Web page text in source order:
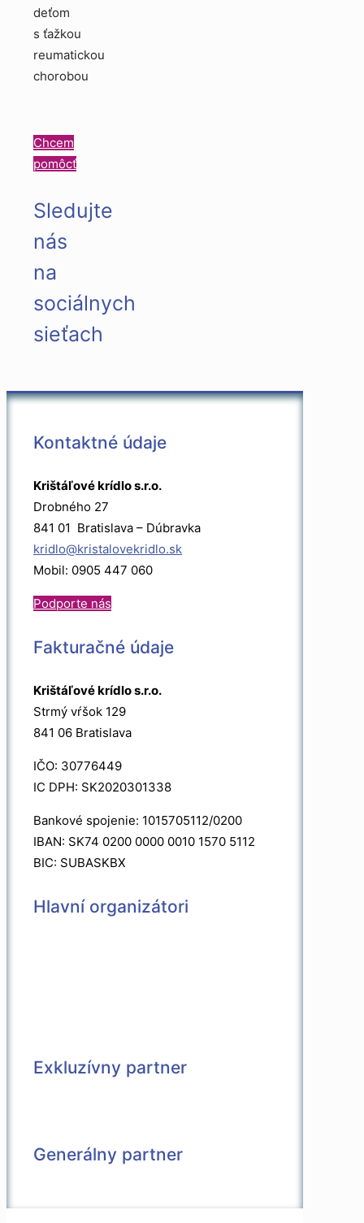
deťom
s ťažkou
reumatickou
chorobou
Chcem
pomôcť
Sledujte
nás
na
sociálnych
sieťach
Kontaktné údaje
Krištáľové krídlo s.r.o.
Drobného 27
841 01 Bratislava – Dúbravka
kridlo@kristalovekridlo.sk
Mobil: 0905 447 060
Podporte nás
Fakturačné údaje
Krištáľové krídlo s.r.o.
Strmý vŕšok 129
841 06 Bratislava
IČO: 30776449
IC DPH: SK2020301338
Bankové spojenie: 1015705112/0200
IBAN: SK74 0200 0000 0010 1570 5112
BIC: SUBASKBX
Hlavní organizátori
Exkluzívny partner
Generálny partner